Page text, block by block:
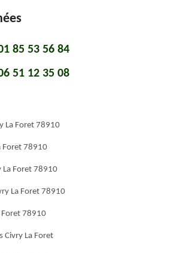
85 53 56 84
51 12 35 08
La Foret 78910
Foret 78910
La Foret 78910
La Foret 78910
Foret 78910
Civry La Foret